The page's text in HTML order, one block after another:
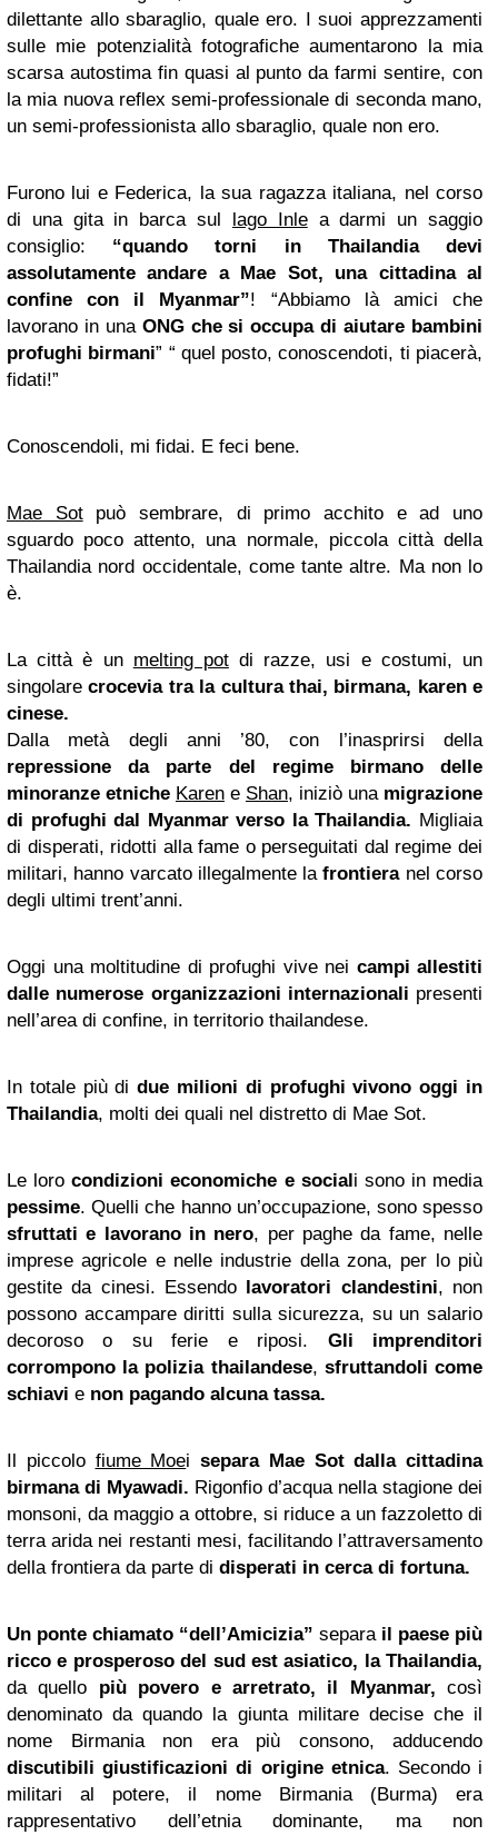
dilettante allo sbaraglio, quale ero. I suoi apprezzamenti
sulle mie potenzialità fotografiche aumentarono la mia
scarsa autostima fin quasi al punto da farmi sentire, con
la mia nuova reflex semi-professionale di seconda mano,
un semi-professionista allo sbaraglio, quale non ero.
Furono lui e Federica, la sua ragazza italiana, nel corso
di una gita in barca sul lago Inlea darmi un saggio
consiglio: “quando torni in Thailandia devi
assolutamente andare a Mae Sot, una cittadina al
confine con il Myanmar”! “Abbiamo là amici che
lavorano in una ONG che si occupa di aiutare bambini
profughi birmani” “ quel posto, conoscendoti, ti piacerà,
fidati!”
Conoscendoli, mi fidai. E feci bene.
Mae Sotpuò sembrare, di primo acchito e ad uno
sguardo poco attento, una normale, piccola città della
Thailandia nord occidentale, come tante altre. Ma non lo
è.
La città è un melting potdi razze, usi e costumi, un
singolare crocevia tra la cultura thai, birmana, karen e
cinese.
Dalla metà degli anni ’80, con l’inasprirsi della
repressione da parte del regime birmano delle
minoranze etniche Karen e Shan, iniziò una migrazione
di profughi dal Myanmar verso la Thailandia. Migliaia
di disperati, ridotti alla fame o perseguitati dal regime dei
militari, hanno varcato illegalmente lafrontieranel corso
degli ultimi trent’anni.
Oggi una moltitudine di profughi vive nei campi allestiti
dalle numerose organizzazioni internazionali presenti
nell’area di confine, in territorio thailandese.
In totale più didue milioni di profughi vivono oggi in
Thailandia, molti dei quali nel distretto di Mae Sot.
Le lorocondizioni economiche e sociali sono in media
pessime. Quelli che hanno un’occupazione, sono spesso
sfruttati e lavorano in nero, per paghe da fame, nelle
imprese agricole e nelle industrie della zona, per lo più
gestite da cinesi. Essendo lavoratori clandestini, non
possono accampare diritti sulla sicurezza, su un salario
decoroso o su ferie e riposi. Gli imprenditori
corrompono la polizia thailandese, sfruttandoli come
schiavi e non pagando alcuna tassa.
Il piccolo fiume Moei separa Mae Sot dalla cittadina
birmana di Myawadi. Rigonfio d’acqua nella stagione dei
monsoni, da maggio a ottobre, si riduce a un fazzoletto di
terra arida nei restanti mesi, facilitando l’attraversamento
della frontiera da parte di disperati in cerca di fortuna.
Un ponte chiamato “dell’Amicizia” separa il paese più
ricco e prosperoso del sud est asiatico, la Thailandia,
da quello più povero e arretrato, il Myanmar, così
denominato da quando la giunta militare decise che il
nome Birmania non era più consono, adducendo
discutibili giustificazioni di origine etnica. Secondo i
militari al potere, il nome Birmania (Burma) era
rappresentativo dell’etnia dominante, ma non